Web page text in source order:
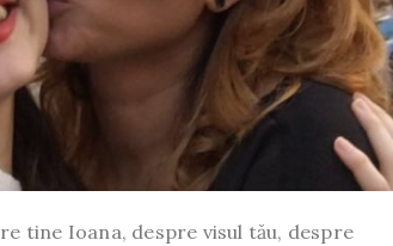
tine Ioana, despre visul tău, despre